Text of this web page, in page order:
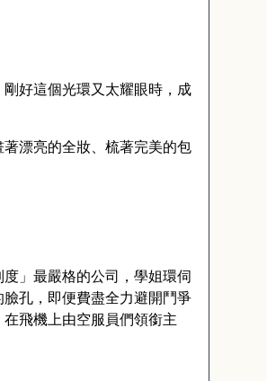
好這個光環又太耀眼時，成
漂亮的全妝、梳著完美的包
」最嚴格的公司，學姐環伺
孔，即便費盡全力避開鬥爭
飛機上由空服員們領銜主